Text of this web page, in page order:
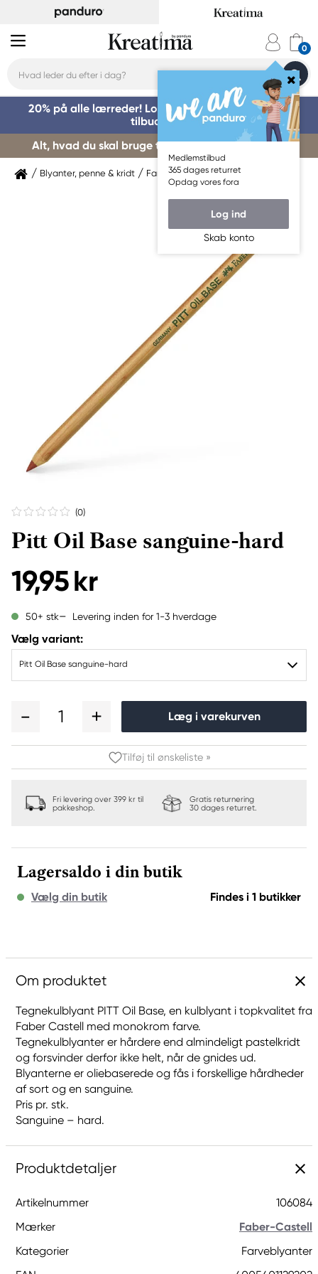
Medlemstilbud
365 dages returret
Opdag vores fora
Log ind
Skab konto
20% på alle lærreder! Log på for at benytte dig af
tilbuddet »
Alt, hvad du skal bruge til kursusstart – køb her »
Blyanter, penne & kridt Farveblyanter Faber-Castell
(0)
Pitt Oil Base sanguine-hard
19,95 kr
50+ stk Levering inden for 1-3 hverdage
Vælg variant:
Pitt Oil Base sanguine-hard
1 Læg i varekurven
Tilføj til ønskeliste »
Fri levering over 399 kr til
pakkeshop.
Gratis returnering
30 dages returret.
Lagersaldo i din butik
Vælg din butik Findes i 1 butikker
Om produktet
Tegnekulblyant PITT Oil Base, en kulblyant i topkvalitet fra
Faber Castell med monokrom farve.
Tegnekulblyanter er hårdere end almindeligt pastelkridt
og forsvinder derfor ikke helt, når de gnides ud.
Blyanterne er oliebaserede og fås i forskellige hårdheder
af sort og en sanguine.
Pris pr. stk.
Sanguine – hard.
Produktdetaljer
Artikelnummer
106084
Mærker
Faber-Castell
Kategorier
Farveblyanter